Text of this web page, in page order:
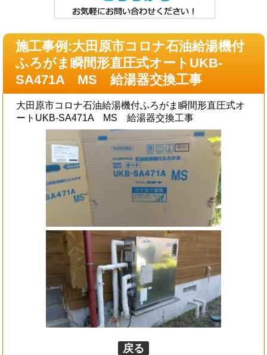
施工事例:大田原市コロナ石油給湯機付
ふろがま瞬間形直圧式オートUKB-
SA471A MS 給湯器交換工事
大田原市コロナ石油給湯機付ふろがま瞬間形直圧式オ
ートUKB-SA471A MS 給湯器交換工事
戻る